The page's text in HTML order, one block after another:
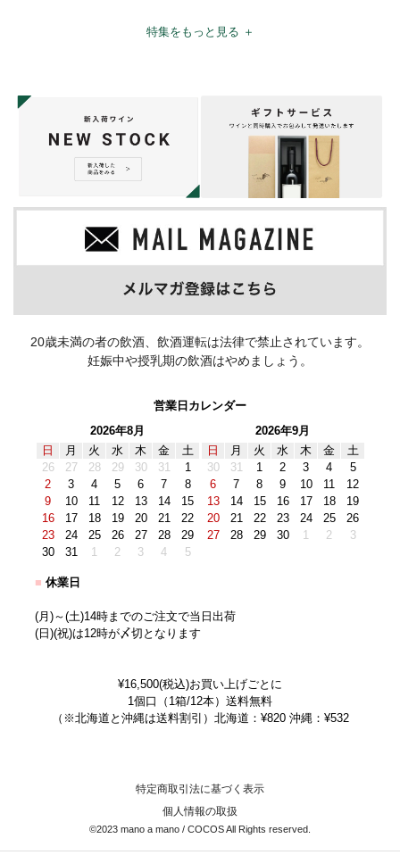
特集をもっと見る ＋
20歳未満の者の飲酒、飲酒運転は法律で禁止されています。
妊娠中や授乳期の飲酒はやめましょう。
営業日カレンダー
2026年8月
日
月 火 水 木 金
土
26
27 28 29 30 31
1
2
3 4 5 6 7
8
9
10 11 12 13 14
15
16
17 18 19 20 21
22
23
24 25 26 27 28
29
30
31 1 2 3 4 5
2026年9月
日
月 火 水 木 金
土
30
31 1 2 3 4
5
6
7 8 9 10 11
12
13
14 15 16 17 18
19
20
21 22 23 24 25
26
27
28 29 30 1 2 3
■ 休業日
(月)～(土)14時までのご注文で当日出荷
(日)(祝)は12時が〆切となります
¥16,500(税込)お買い上げごとに
1個口（1箱/12本）送料無料
（※北海道と沖縄は送料割引）北海道：¥820 沖縄：¥532
特定商取引法に基づく表示
個人情報の取扱
©2023 mano a mano / COCOS All Rights reserved.